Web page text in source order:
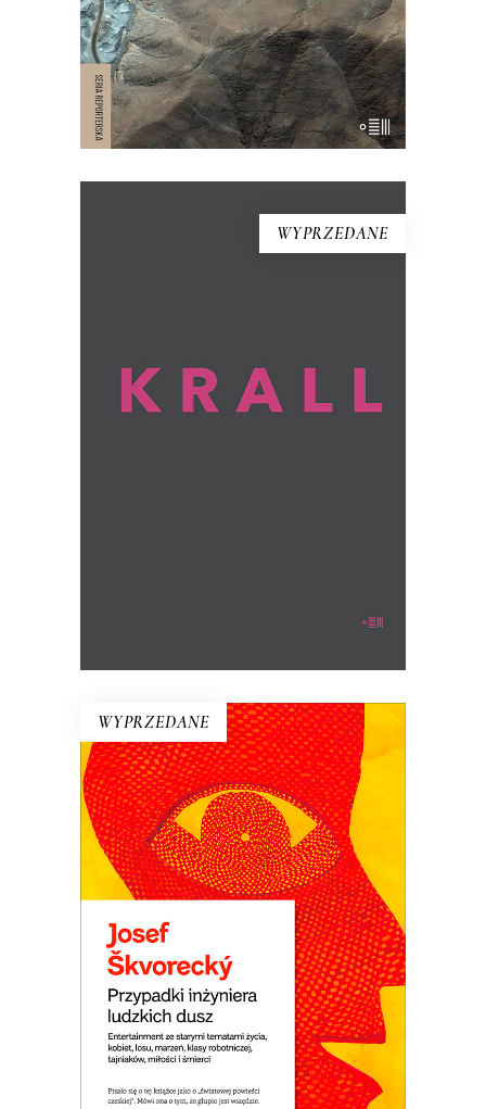
WYPRZEDANE
To książka, jakiej nie było. Hanna Krall,
wybitna reporterka, ta, która opisywała
WYPRZEDANE
PRZYPADKI INŻYNIERA
LUDZKICH DUSZ
Powieść rzeka. Płyną nią setki
dramatycznych i śmiesznych ludzkich
losów. Wojna i komunizm. Miłość do
dziewcząt i saksofonu. Ucieczka z kraju i
tęsknota za domem. Jedna z
najlepszych czeskich powieści.